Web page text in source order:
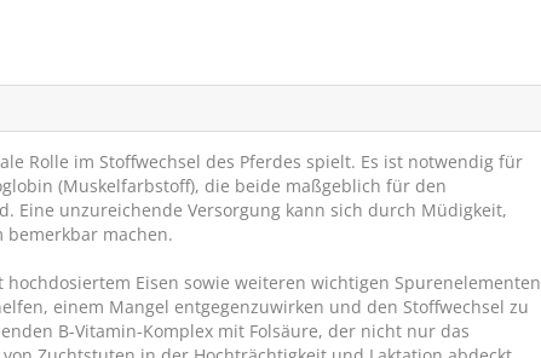
Rolle im Stoffwechsel des Pferdes spielt. Es ist notwendig für
(Muskelfarbstoff), die beide maßgeblich für den
Eine unzureichende Versorgung kann sich durch Müdigkeit,
bemerkbar machen.
hochdosiertem Eisen sowie weiteren wichtigen Spurenelementen
einem Mangel entgegenzuwirken und den Stoffwechsel zu
B-Vitamin-Komplex mit Folsäure, der nicht nur das